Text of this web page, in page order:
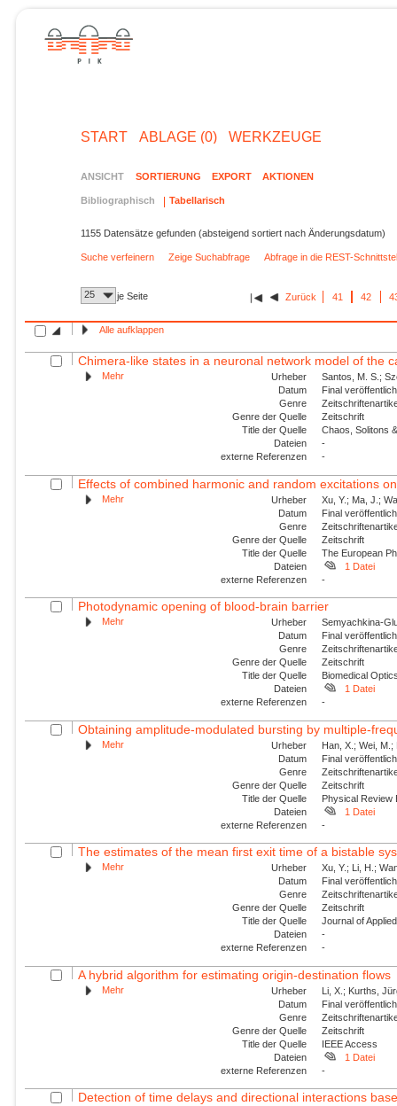
START ABLAGE (0) WERKZEUGE
ANSICHT SORTIERUNG EXPORT AKTIONEN
Bibliographisch Tabellarisch
1155 Datensätze gefunden (absteigend sortiert nach Änderungsdatum)
Suche verfeinern Zeige Suchabfrage Abfrage in die REST-
25 je Seite Zurück 41 42
Alle aufklappen
Chimera-like states in a neuronal network model of the
Mehr Urheber
Santos, M. S.;
Datum
Final
Genre
Genre der Quelle
Zeitschrift
Title der Quelle
Chaos, Solitons
Dateien
-
externe Referenzen
-
Effects of combined harmonic and random excitations
Mehr Urheber
Xu, Y.; Ma, J.;
Datum
Final
Genre
Genre der Quelle
Zeitschrift
Title der Quelle
The European
Dateien
1 Datei
externe Referenzen
-
Photodynamic opening of blood-brain barrier
Mehr Urheber
Semyachkina-
Datum
Final
Genre
Genre der Quelle
Zeitschrift
Title der Quelle
Biomedical
Dateien
1 Datei
externe Referenzen
-
Obtaining amplitude-modulated bursting by multiple-
Mehr Urheber
Han, X.; Wei,
Datum
Final
Genre
Genre der Quelle
Zeitschrift
Title der Quelle
Physical Review
Dateien
1 Datei
externe Referenzen
-
The estimates of the mean first exit time of a bistable
Mehr Urheber
Xu, Y.; Li, H.;
Datum
Final
Genre
Genre der Quelle
Zeitschrift
Title der Quelle
Journal of
Dateien
-
externe Referenzen
-
A hybrid algorithm for estimating origin-destination flows
Mehr Urheber
Li, X.; Kurths,
Datum
Final
Genre
Genre der Quelle
Zeitschrift
Title der Quelle
IEEE Access
Dateien
1 Datei
externe Referenzen
-
Detection of time delays and directional interactions